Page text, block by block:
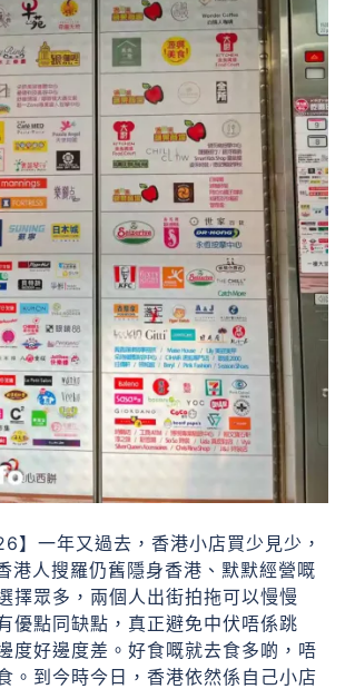
】一年又過去，香港小店買少見少，
港人搜羅仍舊隱身香港、默默經營嘅
擇眾多，兩個人出街拍拖可以慢慢
優點同缺點，真正避免中伏唔係跳
度好邊度差。好食嘅就去食多啲，唔
。到今時今日，香港依然係自己小店